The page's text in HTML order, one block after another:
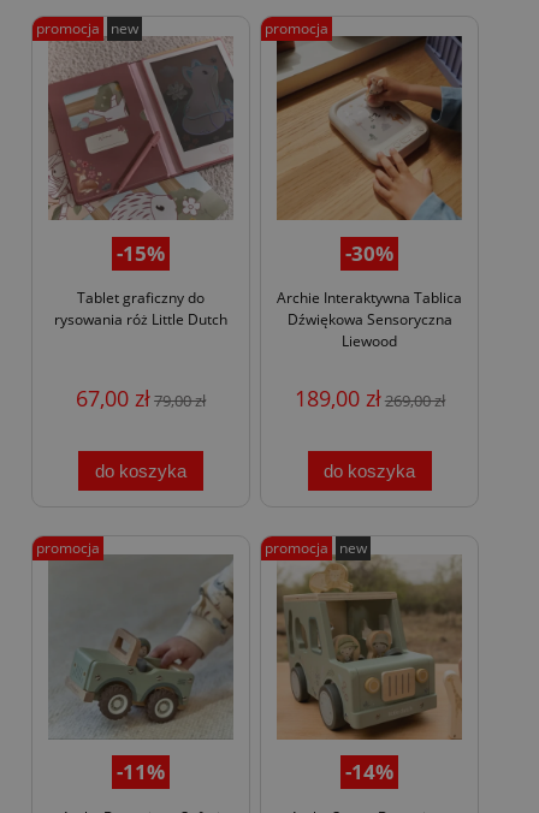
-15%
Tablet graficzny do
rysowania róż Little Dutch
67,00 zł79,00 zł
do koszyka
promocja new
-30%
Archie Interaktywna Tablica
Dźwiękowa Sensoryczna
Liewood
189,00 zł269,00 zł
do koszyka
promocja
-11%
promocja
-14%
promocja new